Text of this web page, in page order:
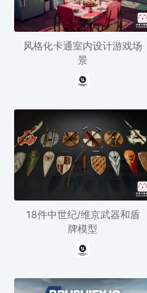
风格化卡通室内设计游戏场
景
18件中世纪/维京武器和盾
牌模型